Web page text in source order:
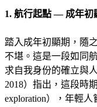
1. 航行起點 — 成年初
踏入成年初顯期，隨
不堪。這是一段如同
求自我身份的確立與
2018）指出，這段時
exploration），年輕